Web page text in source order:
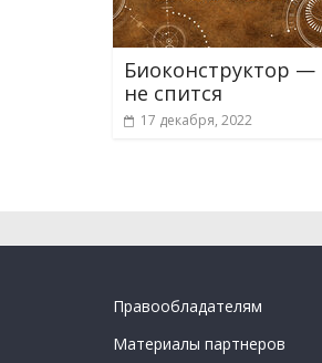
Биоконструктор
не спится
17 декабря, 2022
Правообладателям
Материалы партнеров